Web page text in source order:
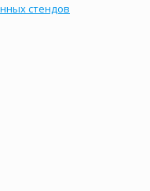
стендов